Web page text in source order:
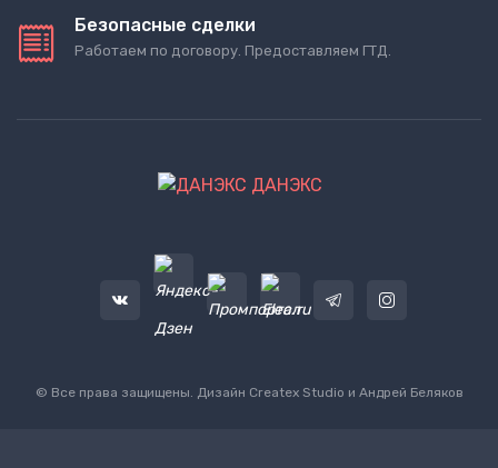
Безопасные сделки
Работаем по договору. Предоставляем ГТД.
ДАНЭКС
© Все права защищены. Дизайн Createx Studio и Андрей Беляков